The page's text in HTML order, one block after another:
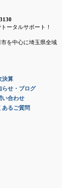
ータルサポート！
を中心に埼玉県全域
決算
らせ・ブログ
い合わせ
あるご質問